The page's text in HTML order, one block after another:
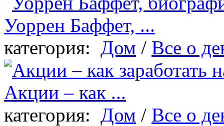
Уоррен Баффет, ...
категория: Дом / Все о
Акции – как ...
категория: Дом / Все о